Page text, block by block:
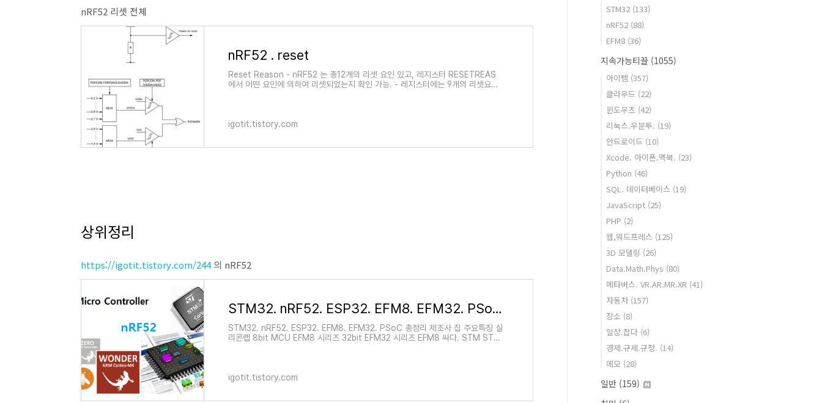
nRF52 리셋 전체
nRF52 . reset
Reset Reason - nRF52 는 총12개의 리셋 요인 있고, 레지스터 RESETREAS
에서 어떤 요인에 의하여 리셋되었는지 확인 가능. - 레지스터에는 9개의 리셋요인
igotit.tistory.com
상위정리
https://igotit.tistory.com/244의 nRF52
STM32. nRF52. ESP32. EFM8. EFM32. PSoC 활용 정리.
STM32. nRF52. ESP32. EFM8. EFM32. PSoC 총정리 제조사 칩 주요특징 실
리콘랩 8bit MCU EFM8 시리즈 32bit EFM32 시리즈 EFM8 싸다. STM STM
igotit.tistory.com
STM32 (133)
nRF52 (88)
EFM8 (36)
지속가능티끌 (1055)
아이템 (357)
클라우드 (22)
윈도우즈 (42)
리눅스.우분투. (19)
안드로이드 (10)
Xcode. 아이폰.맥북. (23)
Python (46)
SQL. 데이터베이스 (19)
JavaScript (25)
PHP (2)
웹,워드프레스 (125)
3D 모델링 (26)
Data.Math.Phys (80)
메타버스. VR.AR.MR.XR (41)
자동차 (157)
장소 (8)
일상.잡다 (6)
경제.규제.규정. (14)
메모 (28)
일반 (159)